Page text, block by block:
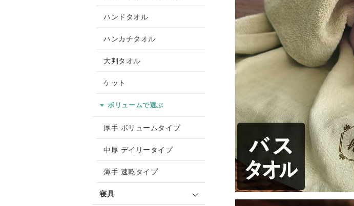
ハンドタオル
ハンカチタオル
大判タオル
ケット
ボリュームで選ぶ
厚手 ボリュームタイプ
中厚 デイリータイプ
薄手 速乾タイプ
寝具